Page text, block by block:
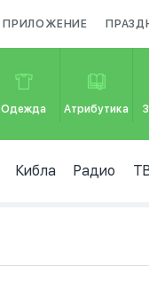
ПРИЛОЖЕНИЕ
Одежда Атрибутика
Кибла Радио